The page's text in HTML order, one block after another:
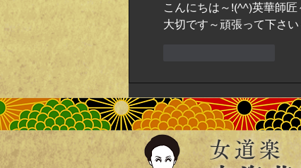
こんにちは～!(^^)英華師
大切です～頑張って下さ
女道楽